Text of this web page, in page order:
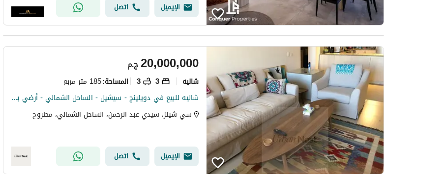
الإيميل اتصل
ج.م20,000,000
شاليه 3
3 المساحة:185 متر مربع
شاليه للبيع في دويلينج - سيشيل - الساحل الشمالي - أرضي بجاردن - متشطب بالكامل بالتكييفات
سي شيلز، سيدي عبد الرحمن، الساحل الشمالي، مطروح
الإيميل اتصل